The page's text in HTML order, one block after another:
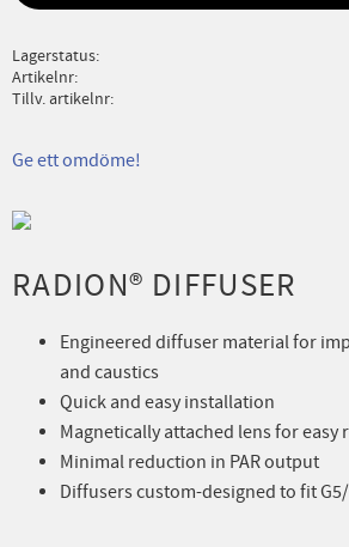
Lagerstatus
Artikelnr
Tillv. artikelnr
Ge ett omdöme!
RADION® DIFFUSER
Engineered diffuser material for
and caustics
Quick and easy installation
Magnetically attached lens for easy
Minimal reduction in PAR output
Diffusers custom-designed to fit